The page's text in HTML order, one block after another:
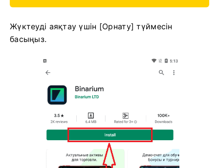
Жүктеуді аяқтау үшін [Орнату] түймесін
басыңыз.